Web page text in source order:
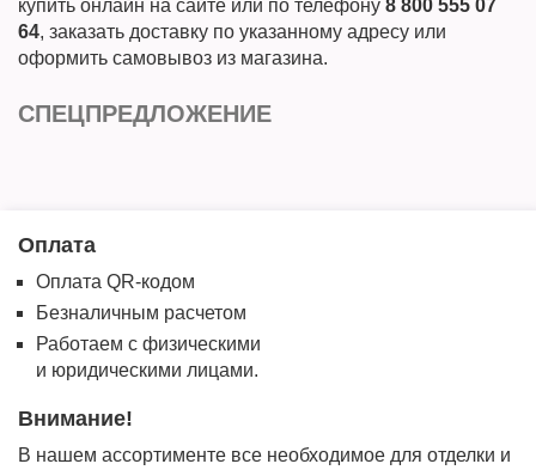
купить онлайн на сайте или по телефону 8 800 555 07
64, заказать доставку по указанному адресу или
оформить самовывоз из магазина.
СПЕЦПРЕДЛОЖЕНИЕ
Оплата
Оплата QR-кодом
Безналичным расчетом
Работаем с физическими
и юридическими лицами.
Внимание!
В нашем ассортименте все необходимое для отделки и